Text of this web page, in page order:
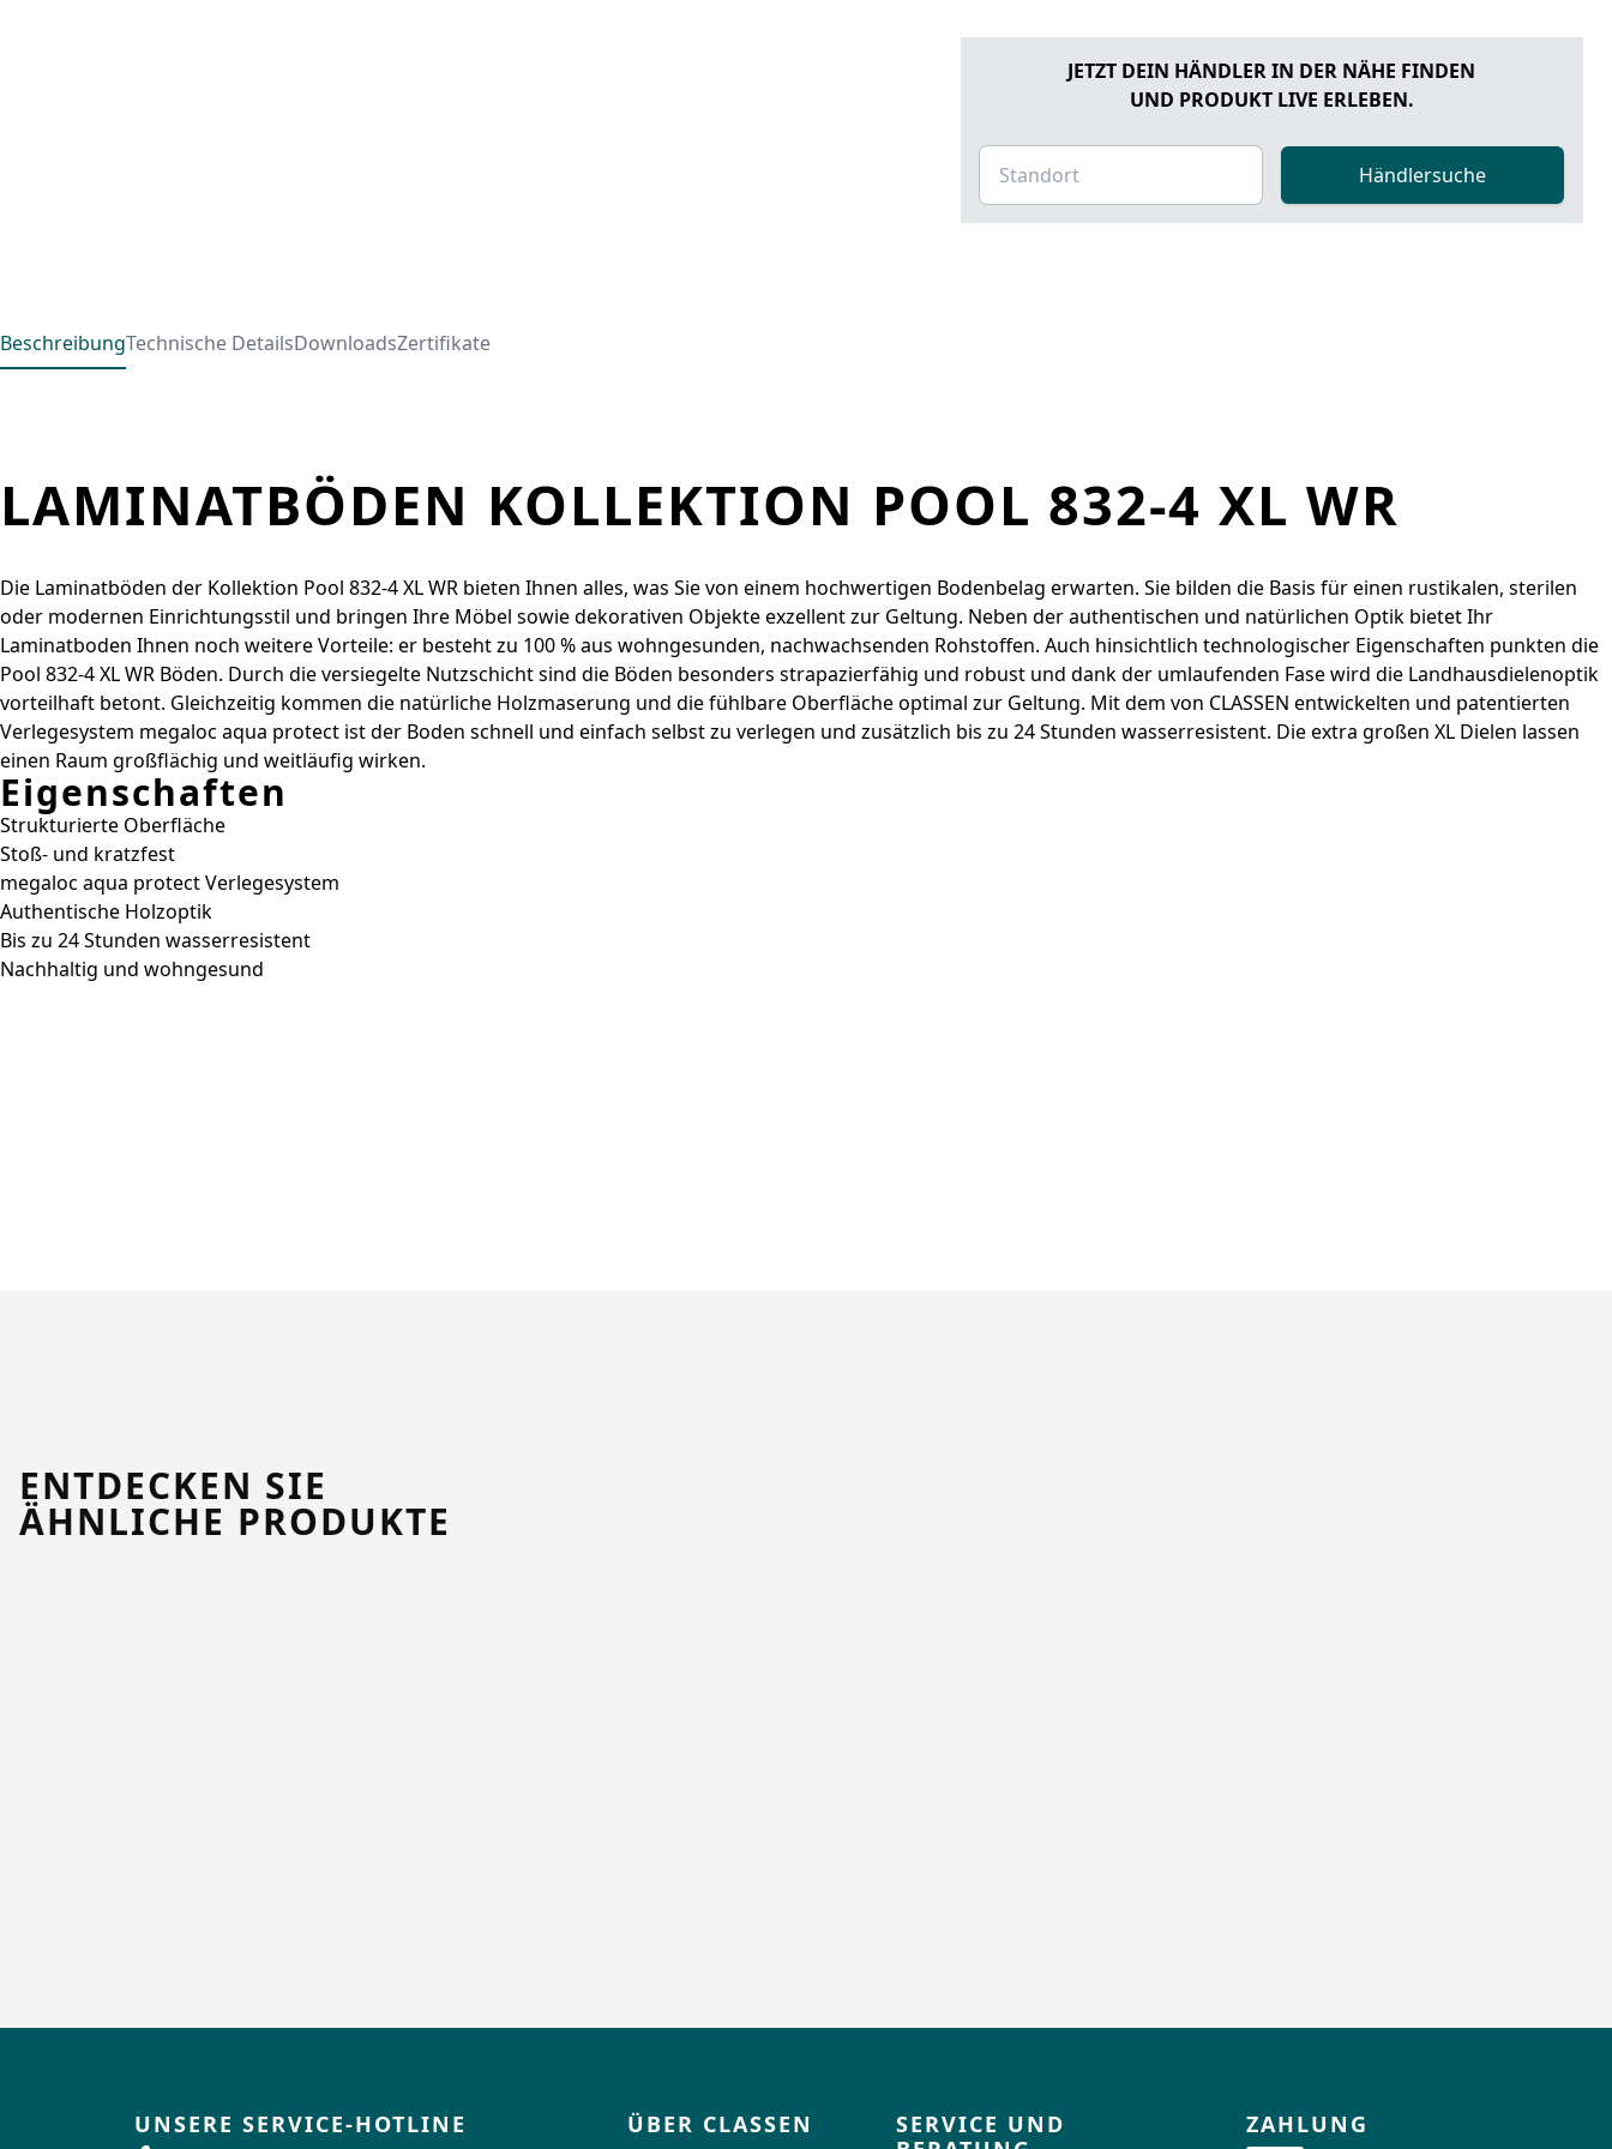
JETZT DEIN HÄNDLER IN DER NÄHE FINDEN
UND PRODUKT LIVE ERLEBEN.
Händlersuche
BeschreibungTechnische DetailsDownloadsZertifikate
LAMINATBÖDEN KOLLEKTION POOL 832-4 XL WR
Die Laminatböden der Kollektion Pool 832-4 XL WR bieten Ihnen alles, was Sie von einem hochwertigen Bodenbelag erwarten. Sie bilden die Basis für einen rustikalen, sterilen
oder modernen Einrichtungsstil und bringen Ihre Möbel sowie dekorativen Objekte exzellent zur Geltung. Neben der authentischen und natürlichen Optik bietet Ihr
Laminatboden Ihnen noch weitere Vorteile: er besteht zu 100 % aus wohngesunden, nachwachsenden Rohstoffen. Auch hinsichtlich technologischer Eigenschaften punkten die
Pool 832-4 XL WR Böden. Durch die versiegelte Nutzschicht sind die Böden besonders strapazierfähig und robust und dank der umlaufenden Fase wird die Landhausdielenoptik
vorteilhaft betont. Gleichzeitig kommen die natürliche Holzmaserung und die fühlbare Oberfläche optimal zur Geltung. Mit dem von CLASSEN entwickelten und patentierten
Verlegesystem megaloc aqua protect ist der Boden schnell und einfach selbst zu verlegen und zusätzlich bis zu 24 Stunden wasserresistent. Die extra großen XL Dielen lassen
einen Raum großflächig und weitläufig wirken.
Eigenschaften
Strukturierte Oberfläche
Stoß- und kratzfest
megaloc aqua protect Verlegesystem
Authentische Holzoptik
Bis zu 24 Stunden wasserresistent
Nachhaltig und wohngesund
ENTDECKEN SIE
ÄHNLICHE PRODUKTE
UNSERE SERVICE-HOTLINE ÜBER CLASSEN
SERVICE UND
ZAHLUNG